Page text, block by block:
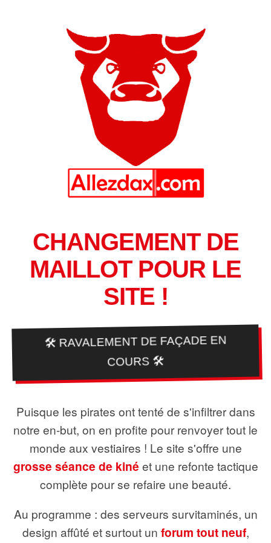
CHANGEMENT DE
MAILLOT POUR LE
SITE !
🛠️ RAVALEMENT DE FAÇADE EN
COURS 🛠️
Puisque les pirates ont tenté de s'infiltrer dans
notre en-but, on en profite pour renvoyer tout le
monde aux vestiaires ! Le site s'offre une
grosse séance de kiné et une refonte tactique
complète pour se refaire une beauté.
Au programme : des serveurs survitaminés, un
design affûté et surtout un forum tout neuf,